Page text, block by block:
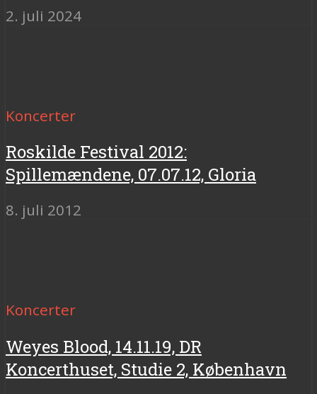
2. juli 2024
Koncerter
Roskilde Festival 2012:
Spillemændene, 07.07.12, Gloria
8. juli 2012
Koncerter
Weyes Blood, 14.11.19, DR
Koncerthuset, Studie 2, København